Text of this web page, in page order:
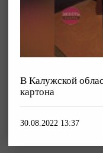
В Калужской
картона
30.08.2022 13:37